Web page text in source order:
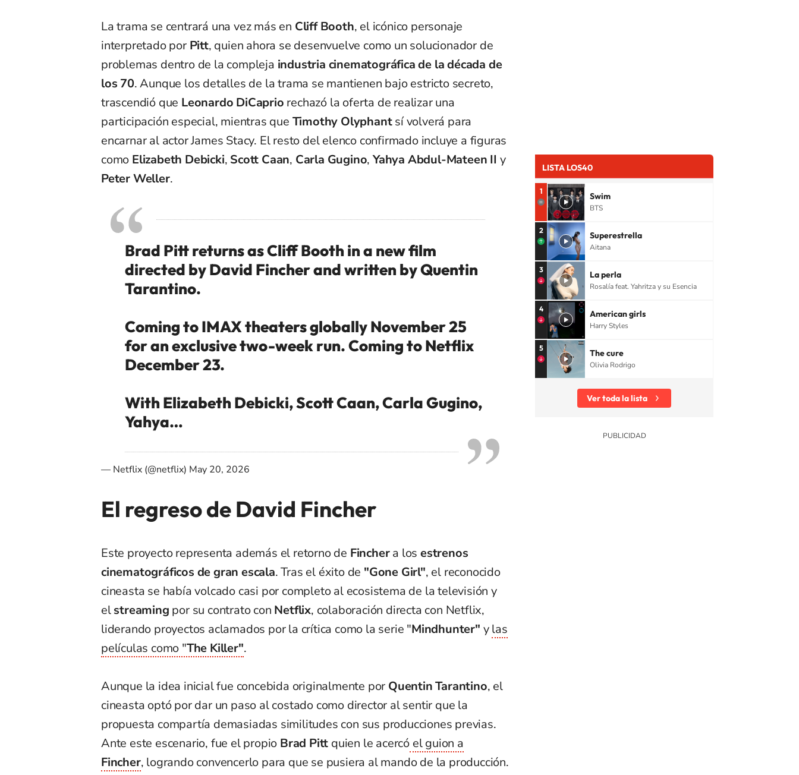
La trama se centrará una vez más en Cliff Booth, el icónico personaje
interpretado por Pitt, quien ahora se desenvuelve como un solucionador de
problemas dentro de la compleja industria cinematográfica de la década de
los 70. Aunque los detalles de la trama se mantienen bajo estricto secreto,
trascendió que Leonardo DiCaprio rechazó la oferta de realizar una
participación especial, mientras que Timothy Olyphantsí volverá para
encarnar al actor James Stacy. El resto del elenco confirmado incluye a figuras
como Elizabeth Debicki, Scott Caan, Carla Gugino,Yahya Abdul-Mateen II y
Peter Weller.
Brad Pitt returns as Cliff Booth in a new film
directed by David Fincher and written by Quentin
Tarantino.
Coming to IMAX theaters globally November 25
for an exclusive two-week run. Coming to Netflix
December 23.
With Elizabeth Debicki, Scott Caan, Carla Gugino,
Yahya…
— Netflix (@netflix) May 20, 2026
El regreso de David Fincher
Este proyecto representa además el retorno de Finchera losestrenos
cinematográficos de gran escala. Tras el éxito de "Gone Girl", el reconocido
cineasta se había volcado casi por completo al ecosistema de la televisión y
elstreaming por su contrato con Netflix, colaboración directa con Netflix,
liderando proyectos aclamados por la crítica como la serie "Mindhunter" ylas
películas como "The Killer".
Aunque la idea inicial fue concebida originalmente por Quentin Tarantino, el
cineasta optó por dar un paso al costado como director al sentir que la
propuesta compartía demasiadas similitudes con sus producciones previas.
Ante este escenario, fue el propio Brad Pitt quien le acercó el guion a
Fincher, logrando convencerlo para que se pusiera al mando de la producción.
LISTA LOS40
1 Swim
BTS
2 Superestrella
Aitana
3 La perla
Rosalía feat. Yahritza y su Esencia
4 American girls
Harry Styles
5 The cure
Olivia Rodrigo
Ver toda la lista